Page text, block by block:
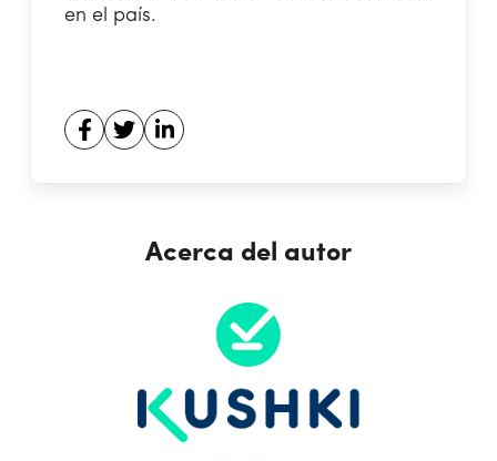
en el país.
Acerca del autor